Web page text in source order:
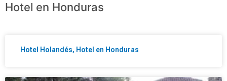
Hotel en Honduras
Hotel Holandés, Hotel en Honduras